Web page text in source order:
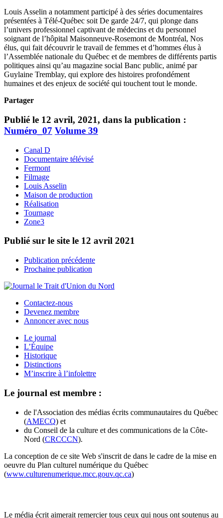
Louis Asselin a notamment participé à des séries documentaires
présentées à Télé-Québec soit De garde 24/7, qui plonge dans
l’univers professionnel captivant de médecins et du personnel
soignant de l’hôpital Maisonneuve-Rosemont de Montréal, Nos
élus, qui fait découvrir le travail de femmes et d’hommes élus à
l’Assemblée nationale du Québec et de membres de différents partis
politiques ainsi qu’au magazine social Banc public, animé par
Guylaine Tremblay, qui explore des histoires profondément
humaines et des enjeux de société qui touchent tout le monde.
Partager
Publié le 12 avril, 2021, dans la publication :
Numéro_07 Volume 39
Canal D
Documentaire télévisé
Fermont
Filmage
Louis Asselin
Maison de production
Réalisation
Tournage
Zone3
Publié sur le site le 12 avril 2021
Publication précédente
Prochaine publication
Contactez-nous
Devenez membre
Annoncer avec nous
Le journal
L’Équipe
Historique
Distinctions
M’inscrire à l’infolettre
Le journal est membre :
de l'Association des médias écrits communautaires du Québec
(AMECQ) et
du Conseil de la culture et des communications de la Côte-
Nord (CRCCCN).
La conception de ce site Web s'inscrit de dans le cadre de la mise en
oeuvre du Plan culturel numérique du Québec
(www.culturenumerique.mcc.gouv.qc.ca)
Le média écrit aimerait remercier tous ceux qui nous ont soutenus au